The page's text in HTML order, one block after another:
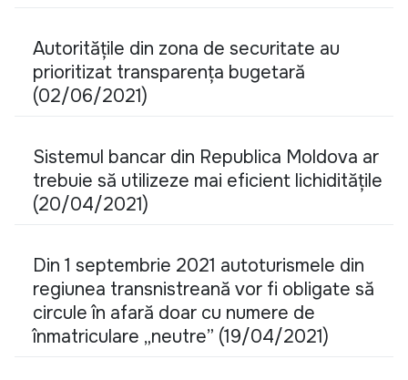
Autoritățile din zona de securitate au
prioritizat transparența bugetară
(02/06/2021)
Sistemul bancar din Republica Moldova ar
trebuie să utilizeze mai eficient lichiditățile
(20/04/2021)
Din 1 septembrie 2021 autoturismele din
regiunea transnistreană vor fi obligate să
circule în afară doar cu numere de
înmatriculare „neutre” (19/04/2021)